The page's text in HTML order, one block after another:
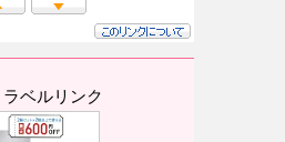
ベルリンク